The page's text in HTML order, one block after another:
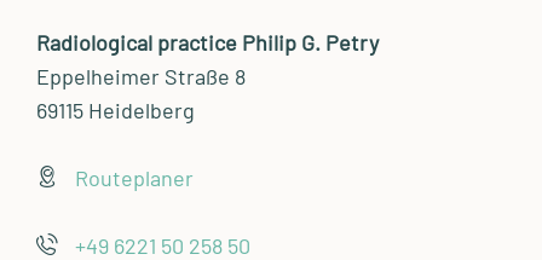
Radiological practice Philip G. Petry
Eppelheimer Straße 8
69115 Heidelberg
Routeplaner
+49 6221 50 258 50